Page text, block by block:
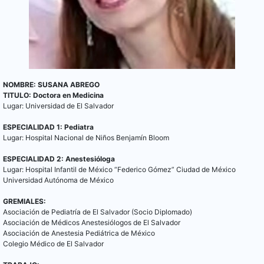
NOMBRE: SUSANA ABREGO
TITULO: Doctora en Medicina
Lugar: Universidad de El Salvador
ESPECIALIDAD 1: Pediatra
Lugar: Hospital Nacional de Niños Benjamín Bloom
ESPECIALIDAD 2: Anestesióloga
Lugar: Hospital Infantil de México “Federico Gómez” Ciudad de México
Universidad Autónoma de México
GREMIALES:
Asociación de Pediatría de El Salvador (Socio Diplomado)
Asociación de Médicos Anestesiólogos de El Salvador
Asociación de Anestesia Pediátrica de México
Colegio Médico de El Salvador